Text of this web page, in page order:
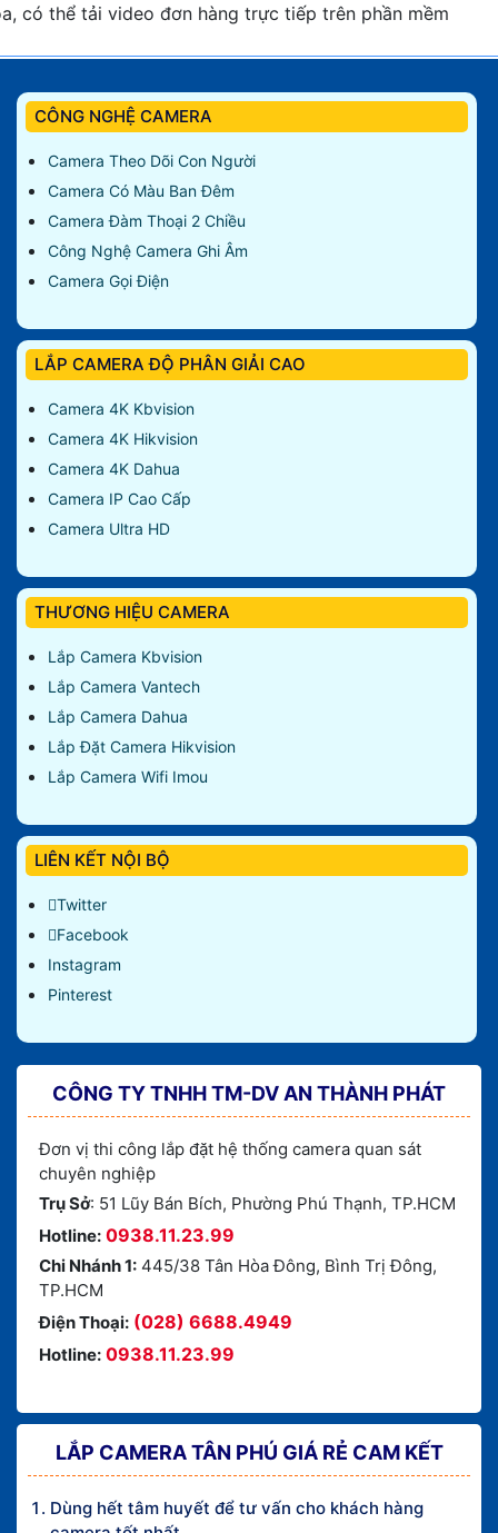
có thể tải video đơn hàng trực tiếp trên phần mềm
CÔNG NGHỆ CAMERA
Camera Theo Dõi Con Người
Camera Có Màu Ban Đêm
Camera Đàm Thoại 2 Chiều
Công Nghệ Camera Ghi Âm
Camera Gọi Điện
LẮP CAMERA ĐỘ PHÂN GIẢI CAO
Camera 4K Kbvision
Camera 4K Hikvision
Camera 4K Dahua
Camera IP Cao Cấp
Camera Ultra HD
THƯƠNG HIỆU CAMERA
Lắp Camera Kbvision
Lắp Camera Vantech
Lắp Camera Dahua
Lắp Đặt Camera Hikvision
Lắp Camera Wifi Imou
LIÊN KẾT NỘI BỘ
Twitter
Facebook
Instagram
Pinterest
CÔNG TY TNHH TM-DV AN THÀNH PHÁT
Đơn vị thi công lắp đặt hệ thống camera quan sát
chuyên nghiệp
Trụ Sở: 51 Lũy Bán Bích, Phường Phú Thạnh, TP.HCM
Hotline: 0938.11.23.99
Chi Nhánh 1: 445/38 Tân Hòa Đông, Bình Trị Đông,
TP.HCM
Điện Thoại: (028) 6688.4949
Hotline: 0938.11.23.99
LẮP CAMERA TÂN PHÚ GIÁ RẺ CAM KẾT
Dùng hết tâm huyết để tư vấn cho khách hàng